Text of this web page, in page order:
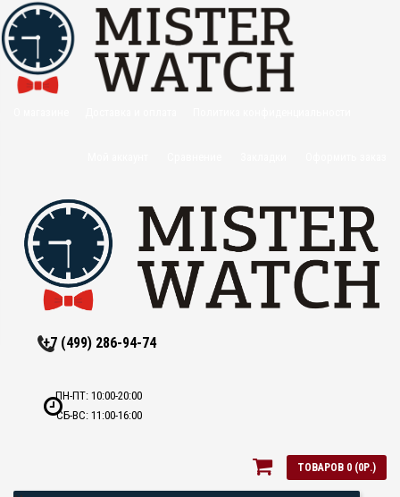
+7 (499) 286-94-74
ПН-ПТ: 10:00-20:00
СБ-ВС: 11:00-16:00
ТОВАРОВ 0 (0Р.)